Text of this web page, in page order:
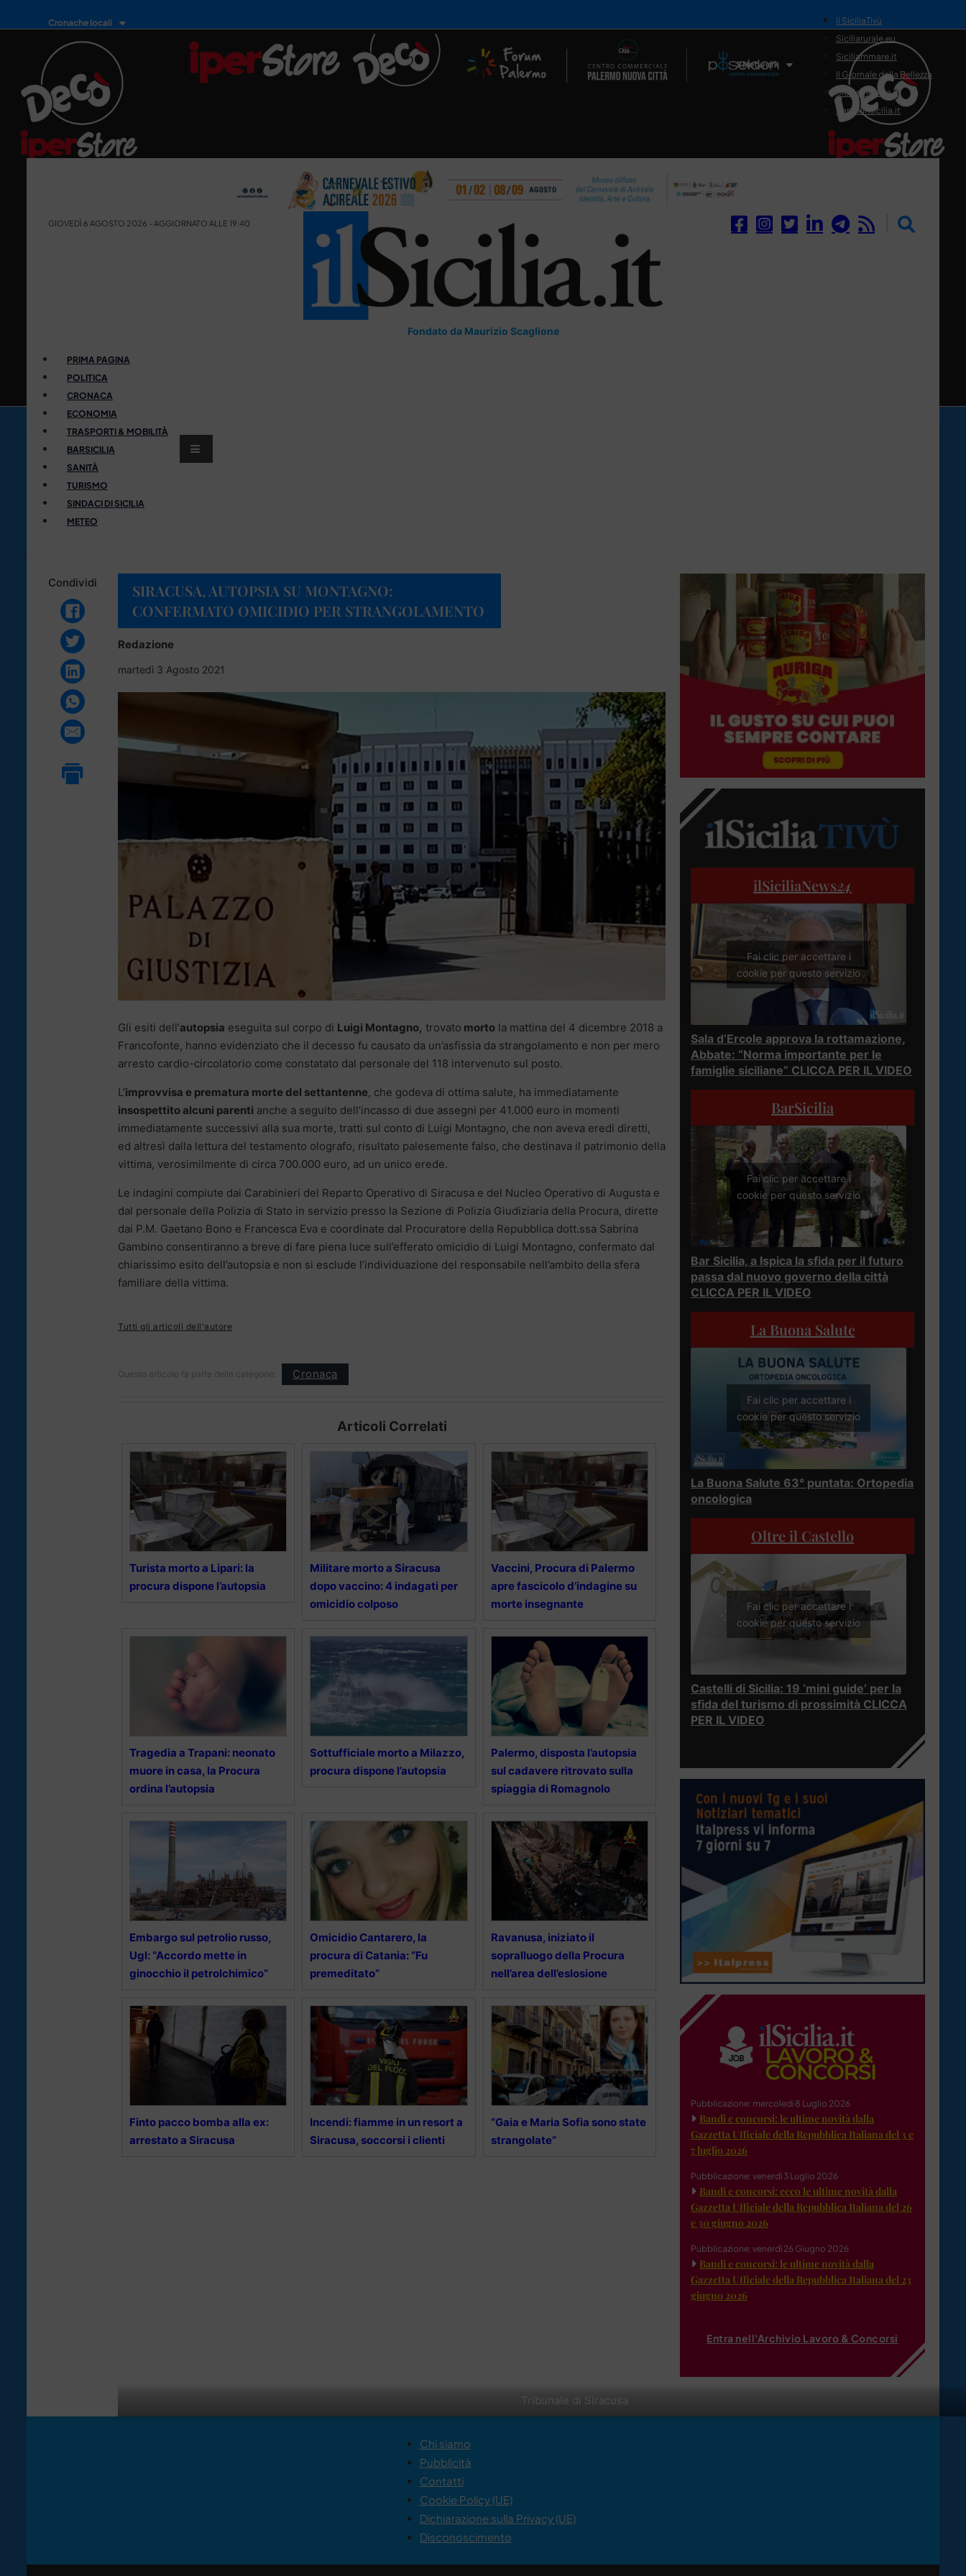
Cronache locali
Il Network
il SiciliaTivù
Siciliarurale.eu
Siciliammare.it
Il Giornale della Bellezza
Siciliamedica.it
Sanitainsicilia.it
GIOVEDÌ 6 AGOSTO 2026 - AGGIORNATO ALLE 19:40
Fondato da Maurizio Scaglione
PRIMA PAGINA
POLITICA
CRONACA
ECONOMIA
TRASPORTI & MOBILITÀ
BARSICILIA
SANITÀ
TURISMO
SINDACI DI SICILIA
METEO
Condividi
SIRACUSA, AUTOPSIA SU MONTAGNO:
CONFERMATO OMICIDIO PER STRANGOLAMENTO
Redazione
martedì 3 Agosto 2021
Tribunale di Siracusa
Gli esiti dell’autopsia eseguita sul corpo di Luigi Montagno, trovato morto la mattina del 4 dicembre 2018 a
Francofonte, hanno evidenziato che il decesso fu causato da un’asfissia da strangolamento e non per mero
arresto cardio-circolatorio come constatato dal personale del 118 intervenuto sul posto.
L’improvvisa e prematura morte del settantenne, che godeva di ottima salute, ha immediatamente
insospettito alcuni parenti anche a seguito dell’incasso di due assegni per 41.000 euro in momenti
immediatamente successivi alla sua morte, tratti sul conto di Luigi Montagno, che non aveva eredi diretti,
ed altresì dalla lettura del testamento olografo, risultato palesemente falso, che destinava il patrimonio della
vittima, verosimilmente di circa 700.000 euro, ad un unico erede.
Le indagini compiute dai Carabinieri del Reparto Operativo di Siracusa e del Nucleo Operativo di Augusta e
dal personale della Polizia di Stato in servizio presso la Sezione di Polizia Giudiziaria della Procura, dirette
dai P.M. Gaetano Bono e Francesca Eva e coordinate dal Procuratore della Repubblica dott.ssa Sabrina
Gambino consentiranno a breve di fare piena luce sull’efferato omicidio di Luigi Montagno, confermato dal
chiarissimo esito dell’autopsia e non si esclude l’individuazione del responsabile nell’ambito della sfera
familiare della vittima.
Tutti gli articoli dell'autore
Questo articolo fa parte delle categorie: Cronaca
Articoli Correlati
Turista morto a Lipari: la
procura dispone l’autopsia
Militare morto a Siracusa
dopo vaccino: 4 indagati per
omicidio colposo
Vaccini, Procura di Palermo
apre fascicolo d’indagine su
morte insegnante
Tragedia a Trapani: neonato
muore in casa, la Procura
ordina l’autopsia
Sottufficiale morto a Milazzo,
procura dispone l’autopsia
Palermo, disposta l’autopsia
sul cadavere ritrovato sulla
spiaggia di Romagnolo
Embargo sul petrolio russo,
Ugl: “Accordo mette in
ginocchio il petrolchimico”
Omicidio Cantarero, la
procura di Catania: “Fu
premeditato”
Ravanusa, iniziato il
sopralluogo della Procura
nell’area dell’eslosione
Finto pacco bomba alla ex:
arrestato a Siracusa
Incendi: fiamme in un resort a
Siracusa, soccorsi i clienti
“Gaia e Maria Sofia sono state
strangolate”
ilSiciliaNews24
Fai clic per accettare i
cookie per questo servizio
Sala d’Ercole approva la rottamazione,
Abbate: “Norma importante per le
famiglie siciliane” CLICCA PER IL VIDEO
BarSicilia
Fai clic per accettare i
cookie per questo servizio
Bar Sicilia, a Ispica la sfida per il futuro
passa dal nuovo governo della città
CLICCA PER IL VIDEO
La Buona Salute
Fai clic per accettare i
cookie per questo servizio
La Buona Salute 63° puntata: Ortopedia
oncologica
Oltre il Castello
Fai clic per accettare i
cookie per questo servizio
Castelli di Sicilia: 19 ‘mini guide’ per la
sfida del turismo di prossimità CLICCA
PER IL VIDEO
Pubblicazione: mercoledì 8 Luglio 2026
Bandi e concorsi: le ultime novità dalla
Gazzetta Ufficiale della Repubblica Italiana del 3 e
7 luglio 2026
Pubblicazione: venerdì 3 Luglio 2026
Bandi e concorsi: ecco le ultime novità dalla
Gazzetta Ufficiale della Repubblica Italiana del 26
e 30 giugno 2026
Pubblicazione: venerdì 26 Giugno 2026
Bandi e concorsi: le ultime novità dalla
Gazzetta Ufficiale della Repubblica Italiana del 23
giugno 2026
Entra nell'Archivio Lavoro & Concorsi
Chi siamo
Pubblicità
Contatti
Cookie Policy (UE)
Dichiarazione sulla Privacy (UE)
Disconoscimento